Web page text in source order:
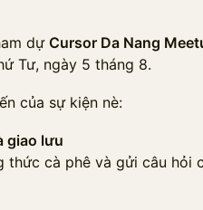
dự Cursor Da Nang
Tư, ngày 5 tháng 8.
của sự kiện nè:
giao lưu
thức cà phê và gửi câu hỏi